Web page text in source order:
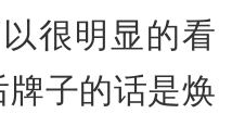
很明显的看
牌子的话是焕